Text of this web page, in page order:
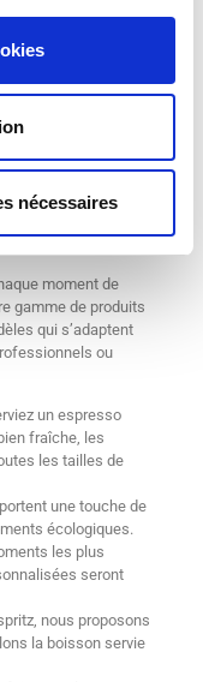
nécessaires
DE
POUR
moment de
gamme de produits
qui s’adaptent
ou
un espresso
fraîche, les
les tailles de
une touche de
écologiques.
les plus
seront
nous proposons
la boisson servie